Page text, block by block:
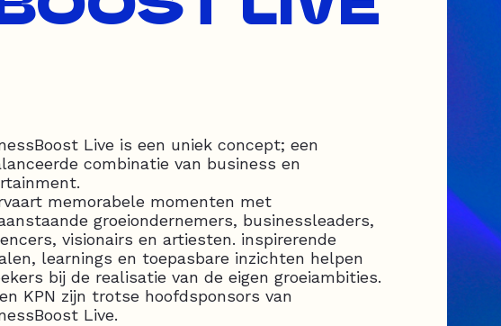
Live is een uniek concept; een
combinatie van business en
memorabele momenten met
groeiondernemers, businessleaders,
visionairs en artiesten. inspirerende
learnings en toepasbare inzichten helpen
bij de realisatie van de eigen groeiambities.
KPN zijn trotse hoofdsponsors van
Live.